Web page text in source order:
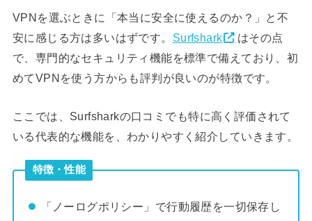
VPNを選ぶときに「本当に安全に使えるのか？」と不
安に感じる方は多いはずです。 Surfshark
はその点
で、専門的なセキュリティ機能を標準で備えており、初
めてVPNを使う方からも評判が良いのが特徴です。
ここでは、Surfsharkの口コミでも特に高く評価されて
いる代表的な機能を、わかりやすく紹介していきます。
特徴・性能
「ノーログポリシー」で行動履歴を一切保存し